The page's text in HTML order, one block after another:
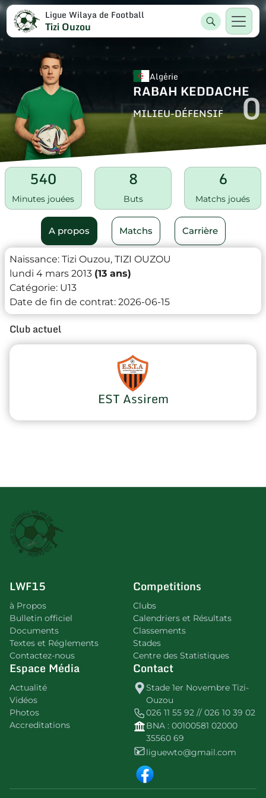
Ligue Wilaya de Football
Tizi Ouzou
Algérie
RABAH KEDDACHE
MILIEU-DÉFENSIF 0
540
Minutes jouées
8
Buts
6
Matchs joués
A propos Matchs Carrière
Naissance: Tizi Ouzou, TIZI OUZOU
lundi 4 mars 2013 (13 ans)
Catégorie: U13
Date de fin de contrat: 2026-06-15
Club actuel
EST Assirem
LWF15
à Propos
Bulletin officiel
Documents
Textes et Réglements
Contactez-nous
Competitions
Clubs
Calendriers et Résultats
Classements
Stades
Centre des Statistiques
Espace Média
Actualité
Vidéos
Photos
Accreditations
Contact
Stade 1er Novembre Tizi-
Ouzou
026 11 55 92 // 026 10 39 02
BNA : 00100581 02000
35560 69
liguewto@gmail.com